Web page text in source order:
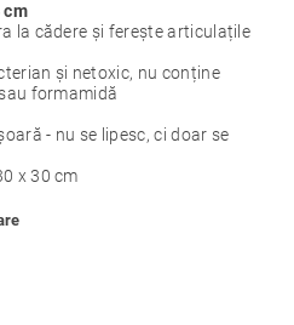
cm
la cădere și ferește articulațile
și netoxic, nu conține
formamidă
- nu se lipesc, ci doar se
x 30 cm